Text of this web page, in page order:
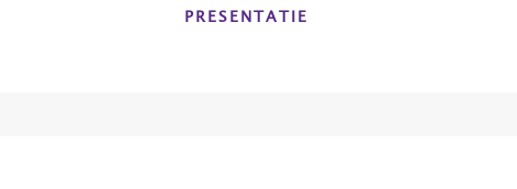
PRESENTATIE